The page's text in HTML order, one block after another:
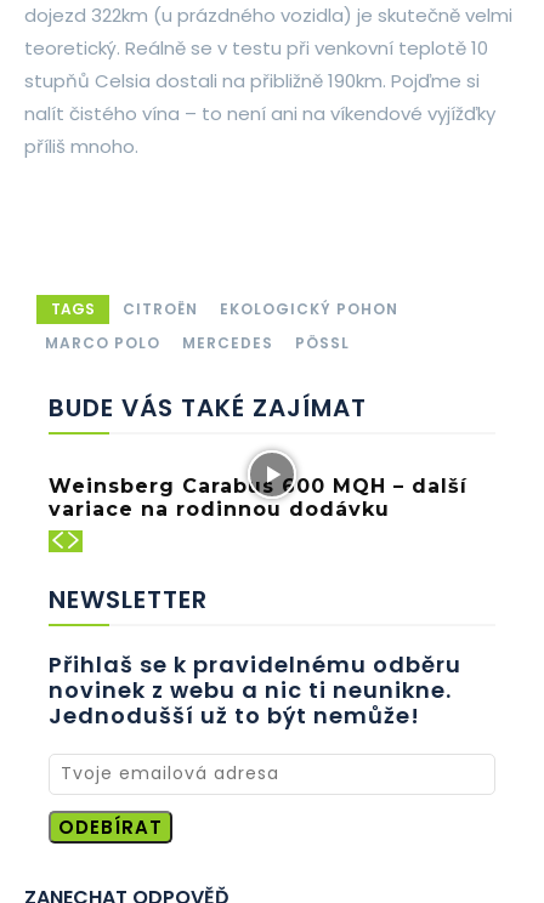
dojezd 322km (u prázdného vozidla) je skutečně velmi
teoretický. Reálně se v testu při venkovní teplotě 10
stupňů Celsia dostali na přibližně 190km. Pojďme si
nalít čistého vína – to není ani na víkendové vyjížďky
příliš mnoho.
TAGS CITROËN
EKOLOGICKÝ POHON
MARCO POLO
MERCEDES PÖSSL
BUDE VÁS TAKÉ ZAJÍMAT
Weinsberg Carabus 600 MQH – další
variace na rodinnou dodávku
NEWSLETTER
Přihlaš se k pravidelnému odběru
novinek z webu a nic ti neunikne.
Jednodušší už to být nemůže!
ODEBÍRAT
ZANECHAT ODPOVĚĎ